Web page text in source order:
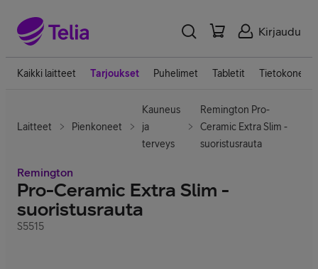
Kirjaudu
Kaikki laitteet Tarjoukset Puhelimet Tabletit Tietokoneet
Laitteet Pienkoneet
Kauneus
ja
terveys
Remington Pro-
Ceramic Extra Slim -
suoristusrauta
Remington
Pro-Ceramic Extra Slim -
suoristusrauta
S5515